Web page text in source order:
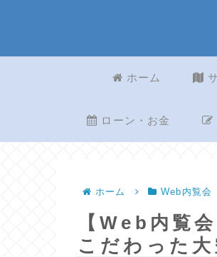
ホーム
ローン・お金
ホーム Web内覧会
【Web内覧
こだわった大